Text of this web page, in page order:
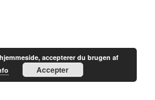
accepterer du brugen af
Accepter